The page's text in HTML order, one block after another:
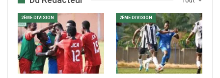
2ÈME DIVISION 2ÈME DIVISION